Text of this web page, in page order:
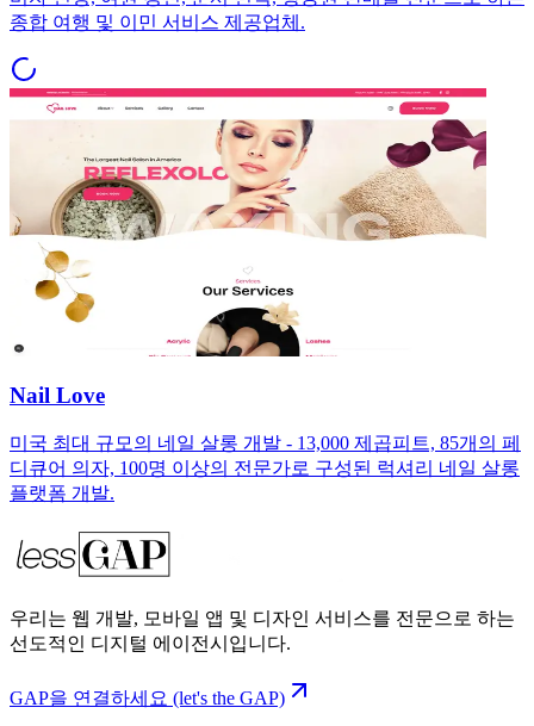
종합 여행 및 이민 서비스 제공업체.
Nail Love
미국 최대 규모의 네일 살롱 개발 - 13,000 제곱피트, 85개의 페
디큐어 의자, 100명 이상의 전문가로 구성된 럭셔리 네일 살롱
플랫폼 개발.
우리는 웹 개발, 모바일 앱 및 디자인 서비스를 전문으로 하는
선도적인 디지털 에이전시입니다.
GAP을 연결하세요 (let's the GAP)